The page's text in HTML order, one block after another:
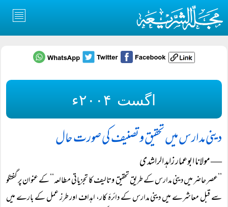
اگست ۲۰۰۴ء
دینی مدارس میں تحقیق و تصنیف کی صورت حال
― مولانا ابوعمار زاہد الراشدی
’’عصر حاضر میں دینی مدارس کے طریق تحقیق وتالیف کا تجزیاتی مطالعہ‘‘ کے عنوان پر گفتگو
سے قبل معاشرے میں دینی مدارس کے دائرۂ کار، اہداف اور طرز عمل کے بارے میں